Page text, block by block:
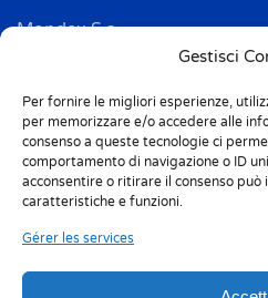
Gestisci
Per fornire le migliori esperienze,
per memorizzare e/o accedere alle
consenso a queste tecnologie ci
comportamento di navigazione o ID
acconsentire o ritirare il consenso
caratteristiche e funzioni.
Gérer les services
Mondex S.a.
Address: 2 Rue Ampère - BP
Tél. + 33(0)3 88 69 20 40
Fax + 33(0)3 88 69 20 41
info.france@m-home.com
Mondex Menaje España S.a.
Address: Ctra de Girona, km.